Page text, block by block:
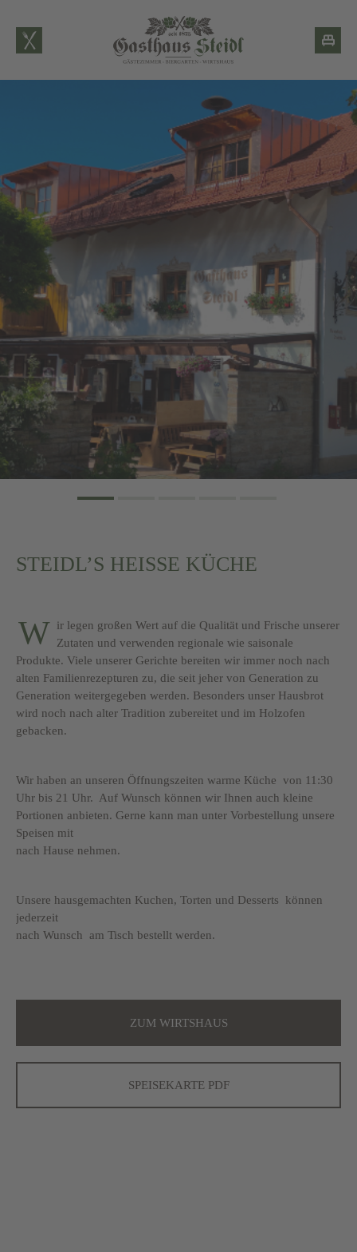
STEIDL’S HEISSE KÜCHE
W ir legen großen Wert auf die Qualität und Frische unserer
Zutaten und verwenden regionale wie saisonale
Produkte. Viele unserer Gerichte bereiten wir immer noch nach
alten Familienrezepturen zu, die seit jeher von Generation zu
Generation weitergegeben werden. Besonders unser Hausbrot
wird noch nach alter Tradition zubereitet und im Holzofen
gebacken.
Wir haben an unseren Öffnungszeiten warme Küche von 11:30
Uhr bis 21 Uhr. Auf Wunsch können wir Ihnen auch kleine
Portionen anbieten. Gerne kann man unter Vorbestellung unsere
Speisen mit
nach Hause nehmen.
Unsere hausgemachten Kuchen, Torten und Desserts können
jederzeit
nach Wunsch am Tisch bestellt werden.
ZUM WIRTSHAUS
SPEISEKARTE PDF